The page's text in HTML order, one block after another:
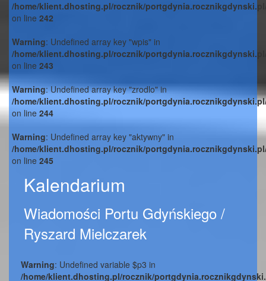
/home/klient.dhosting.pl/rocznik/
on line 242
Warning: Undefined array key "wpis" in
/home/klient.dhosting.pl/rocznik/
on line 243
Warning: Undefined array key "zrodlo" in
/home/klient.dhosting.pl/rocznik/
on line 244
Warning: Undefined array key "aktywny" in
/home/klient.dhosting.pl/rocznik/
on line 245
Kalendarium
Wiadomości Portu Gdyńskiego /
Ryszard Mielczarek
Warning: Undefined variable $p3 in
/home/klient.dhosting.pl/rocznik/